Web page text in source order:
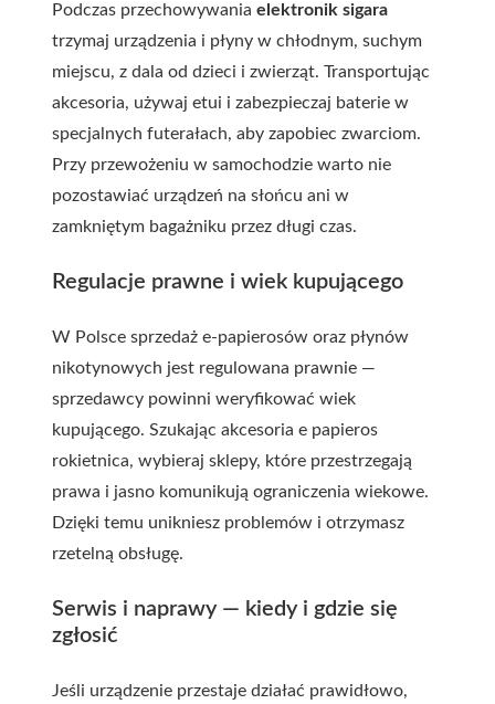
Podczas przechowywania elektronik sigara
trzymaj urządzenia i płyny w chłodnym, suchym
miejscu, z dala od dzieci i zwierząt. Transportując
akcesoria, używaj etui i zabezpieczaj baterie w
specjalnych futerałach, aby zapobiec zwarciom.
Przy przewożeniu w samochodzie warto nie
pozostawiać urządzeń na słońcu ani w
zamkniętym bagażniku przez długi czas.
Regulacje prawne i wiek kupującego
W Polsce sprzedaż e-papierosów oraz płynów
nikotynowych jest regulowana prawnie —
sprzedawcy powinni weryfikować wiek
kupującego. Szukając akcesoria e papieros
rokietnica, wybieraj sklepy, które przestrzegają
prawa i jasno komunikują ograniczenia wiekowe.
Dzięki temu unikniesz problemów i otrzymasz
rzetelną obsługę.
Serwis i naprawy — kiedy i gdzie się
zgłosić
Jeśli urządzenie przestaje działać prawidłowo,